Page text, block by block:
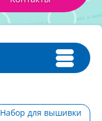
Набор для вышивки